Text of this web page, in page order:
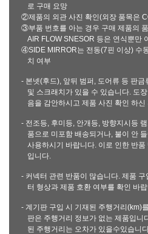
로 구매 요망
②제품의 외관 사진 확인(외장 품목은
③부품 번호를 아는 경우 구매 제품의
AIR FLOW SNESOR 등은 연식뿐만
④SIDE MIRROR는 전동(7핀 이상) 수
치 여부
- 본넷(후드), 앞뒤 범퍼, 도어류 등 판
및 스크래치가 있을 수 있습니다. 도
음을 감안하시고 제품 사진 확인 하
- 전조등, 후미등, 안개등, 방향지시등
품으로 미포함 배송되거나, 불이 안
사용하시기 바랍니다. 이로 인한 반
입니다.
- 커넥터 관련 반품이 많습니다. 제품
터 형상과 제품 호환 여부를 확인 바
- 계기판 구입 시 기재된 주행거리(km)
판은 주행거리 정보가 없는 제품입니
된 주행거리는 오차가 있을수있습니